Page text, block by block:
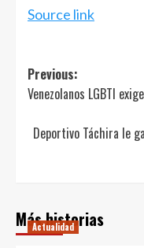
Source link
Post
navigation
Previous:
Venezolanos LGBTI
Deportivo Táchira le
Más historias
Actualidad